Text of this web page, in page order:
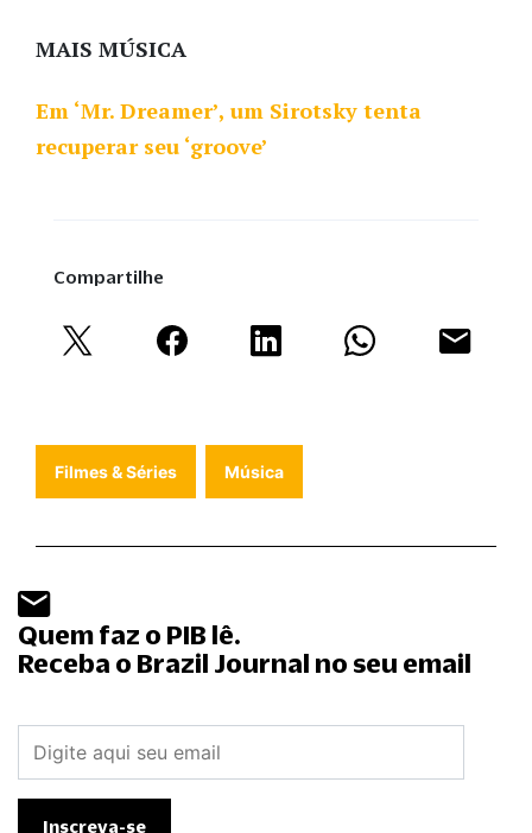
MAIS MÚSICA
Em ‘Mr. Dreamer’, um Sirotsky tenta
recuperar seu ‘groove’
Compartilhe
Filmes & Séries Música
Quem faz o PIB lê.
Receba o Brazil Journal no seu email